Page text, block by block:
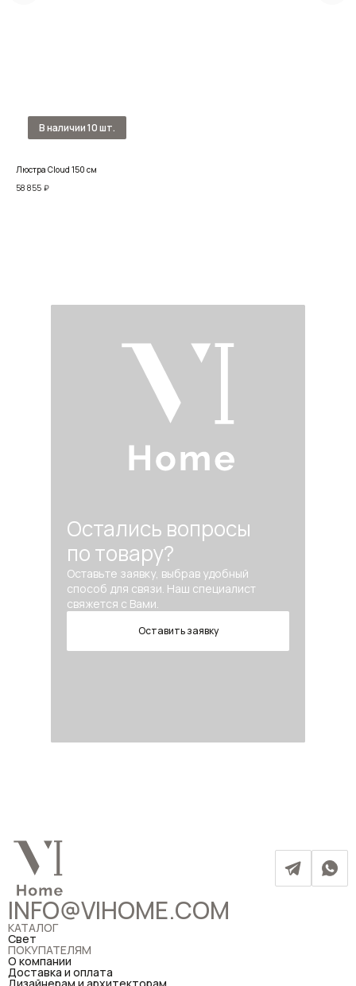
Люстра Cloud 150 см
58 855 ₽
Остались вопросы
по товару?
Оставьте заявку, выбрав удобный
способ для связи. Наш специалист
свяжется с Вами.
Оставить заявку
INFO@VIHOME.COM
КАТАЛОГ
Свет
ПОКУПАТЕЛЯМ
О компании
Доставка и оплата